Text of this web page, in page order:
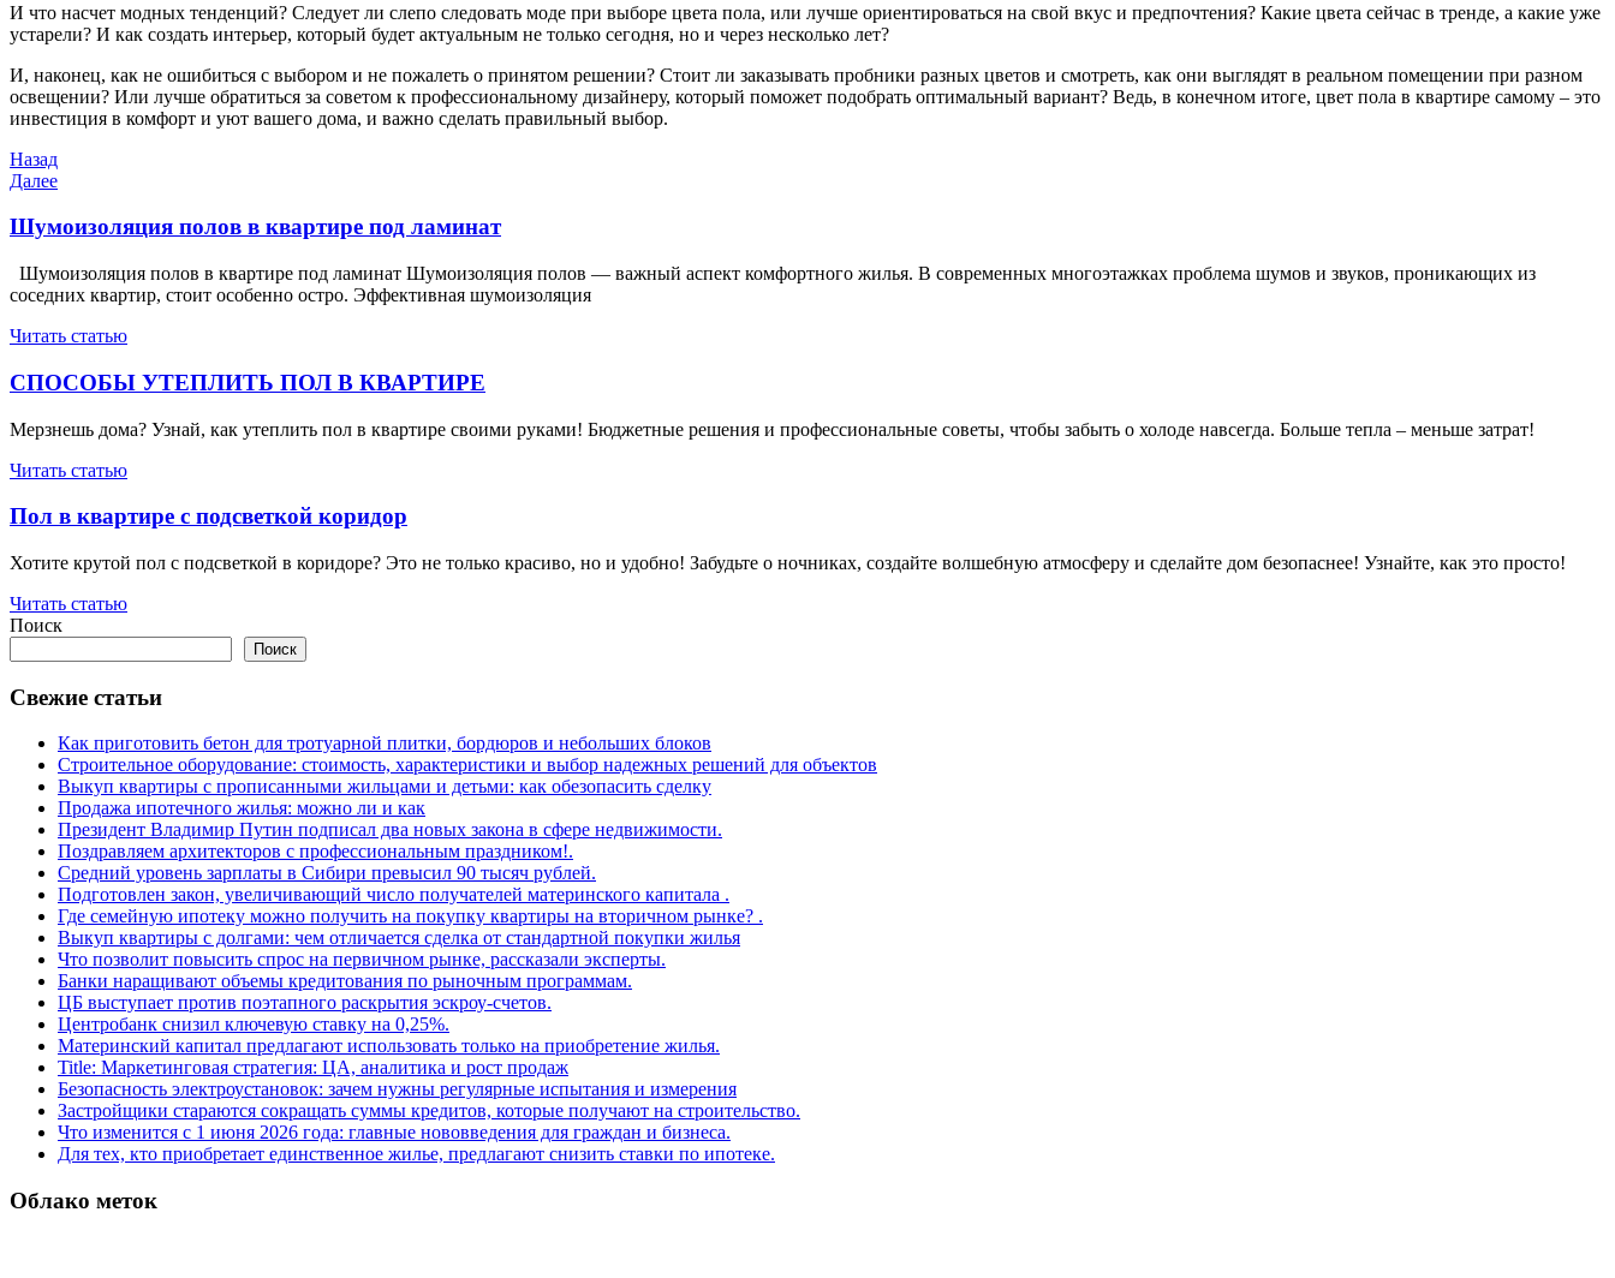
И что насчет модных тенденций? Следует ли слепо следовать моде при выборе цвета пола, или лучше ориентироваться на свой вкус и предпочтения? Какие цвета сейчас в тренде, а какие уже
устарели? И как создать интерьер, который будет актуальным не только сегодня, но и через несколько лет?
И, наконец, как не ошибиться с выбором и не пожалеть о принятом решении? Стоит ли заказывать пробники разных цветов и смотреть, как они выглядят в реальном помещении при разном
освещении? Или лучше обратиться за советом к профессиональному дизайнеру, который поможет подобрать оптимальный вариант? Ведь, в конечном итоге, цвет пола в квартире самому – это
инвестиция в комфорт и уют вашего дома, и важно сделать правильный выбор.
Навигация
по
записям
Предыдущая
запись
Назад
Следующая
Далее
Шумоизоляция полов в квартире под ламинат
Шумоизоляция полов в квартире под ламинат Шумоизоляция полов — важный аспект комфортного жилья. В современных многоэтажках проблема шумов и звуков, проникающих из
соседних квартир, стоит особенно остро. Эффективная шумоизоляция
Читать статью
СПОСОБЫ УТЕПЛИТЬ ПОЛ В КВАРТИРЕ
Мерзнешь дома? Узнай, как утеплить пол в квартире своими руками! Бюджетные решения и профессиональные советы, чтобы забыть о холоде навсегда. Больше тепла – меньше затрат!
Читать статью
Пол в квартире с подсветкой коридор
Хотите крутой пол с подсветкой в коридоре? Это не только красиво, но и удобно! Забудьте о ночниках, создайте волшебную атмосферу и сделайте дом безопаснее! Узнайте, как это просто!
Читать статью
Поиск
Поиск
Свежие статьи
Как приготовить бетон для тротуарной плитки, бордюров и небольших блоков
Строительное оборудование: стоимость, характеристики и выбор надежных решений для объектов
Выкуп квартиры с прописанными жильцами и детьми: как обезопасить сделку
Продажа ипотечного жилья: можно ли и как
Президент Владимир Путин подписал два новых закона в сфере недвижимости.
Поздравляем архитекторов с профессиональным праздником!.
Средний уровень зарплаты в Сибири превысил 90 тысяч рублей.
Подготовлен закон, увеличивающий число получателей материнского капитала .
Где семейную ипотеку можно получить на покупку квартиры на вторичном рынке? .
Выкуп квартиры с долгами: чем отличается сделка от стандартной покупки жилья
Что позволит повысить спрос на первичном рынке, рассказали эксперты.
Банки наращивают объемы кредитования по рыночным программам.
ЦБ выступает против поэтапного раскрытия эскроу-счетов.
Центробанк снизил ключевую ставку на 0,25%.
Материнский капитал предлагают использовать только на приобретение жилья.
Title: Маркетинговая стратегия: ЦА, аналитика и рост продаж
Безопасность электроустановок: зачем нужны регулярные испытания и измерения
Застройщики стараются сокращать суммы кредитов, которые получают на строительство.
Что изменится с 1 июня 2026 года: главные нововведения для граждан и бизнеса.
Для тех, кто приобретает единственное жилье, предлагают снизить ставки по ипотеке.
Облако меток